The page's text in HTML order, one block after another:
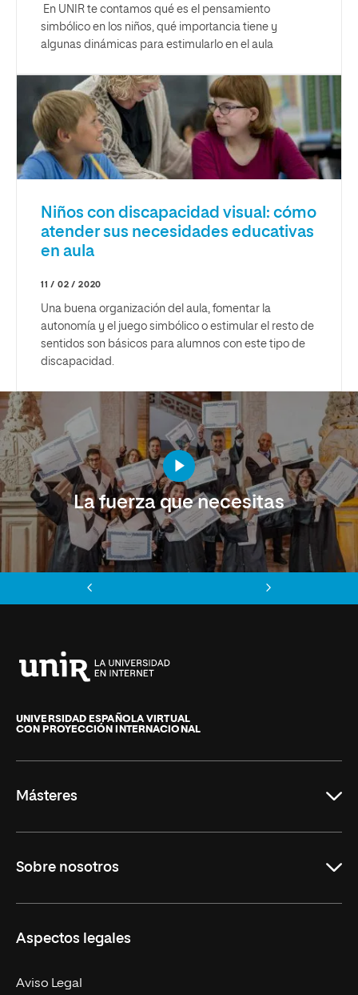
En UNIR te contamos qué es el pensamiento
simbólico en los niños, qué importancia tiene y
algunas dinámicas para estimularlo en el aula
Niños con discapacidad visual: cómo
atender sus necesidades educativas
en aula
11 / 02 / 2020
Una buena organización del aula, fomentar la
autonomía y el juego simbólico o estimular el resto de
sentidos son básicos para alumnos con este tipo de
discapacidad.
La fuerza que necesitas
de
La
UNIVERSIDAD ESPAÑOLA VIRTUAL
CON PROYECCIÓN INTERNACIONAL
Másteres
Derecho
Empresa
MBA
Sobre nosotros
Nuestro Equipo
Contacto
Aspectos legales
Aviso Legal